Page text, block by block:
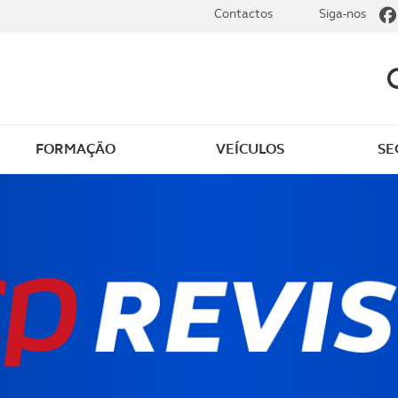
Golfe
Revista ACP Edição
impressa
FORMAÇÃO VEÍCULOS
Contactos Siga-nos